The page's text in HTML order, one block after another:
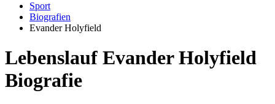
Sport
Biografien
Evander Holyfield
Lebenslauf Evander Holyfield
Biografie